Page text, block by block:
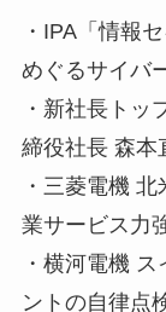
・IPA「情報
めぐるサイバ
・新社長トッ
締役社長 森本
・三菱電機
業サービス力
・横河電機
ントの自律点